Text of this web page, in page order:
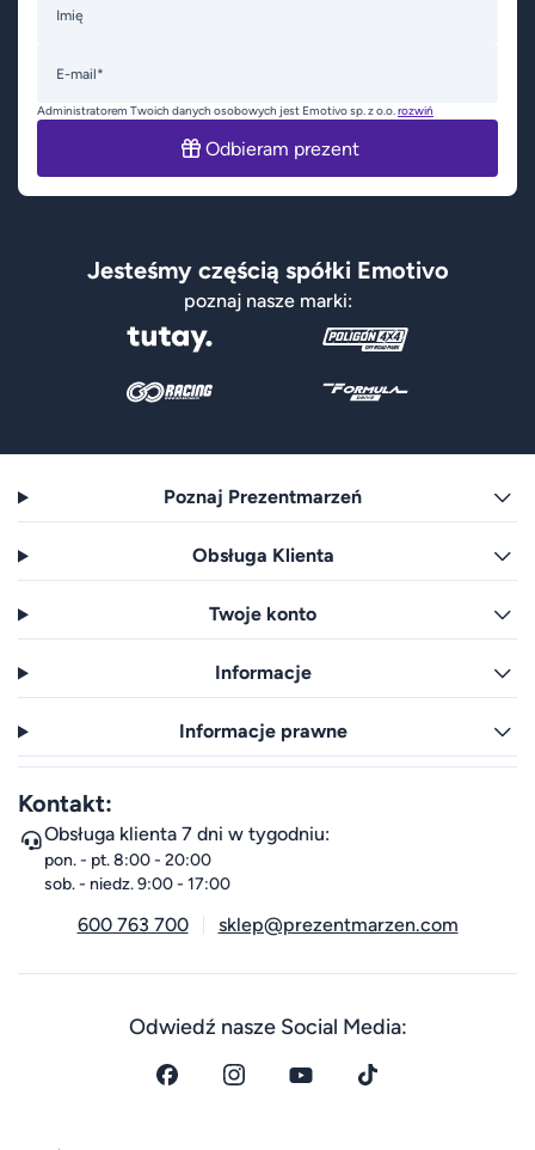
Imię
E-mail*
Administratorem Twoich danych osobowych jest Emotivo sp. z o.o.rozwiń
Odbieram prezent
Jesteśmy częścią spółki Emotivo
poznaj nasze marki:
Poznaj Prezentmarzeń
Obsługa Klienta
Twoje konto
Informacje
Informacje prawne
Kontakt:
Obsługa klienta 7 dni w tygodniu:
pon. - pt. 8:00 - 20:00
sob. - niedz. 9:00 - 17:00
600 763 700 sklep@prezentmarzen.com
Odwiedź nasze Social Media: